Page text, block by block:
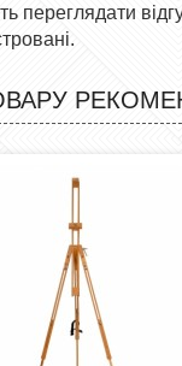
переглядати